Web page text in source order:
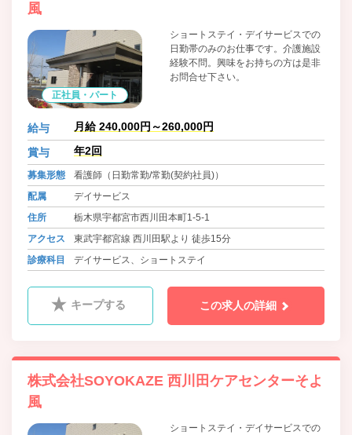
風
正社員・パート
ショートステイ・デイサービスでの
日勤帯のみのお仕事です。介護施設
経験不問。興味をお持ちの方は是非
お問合せ下さい。
給与 月給 240,000円～260,000円
賞与 年2回
募集形態
看護師（日勤常勤/常勤(契約社員)）
配属
デイサービス
住所
栃木県宇都宮市西川田本町1-5-1
アクセス
東武宇都宮線 西川田駅より 徒歩15分
診療科目
デイサービス、ショートステイ
キープする この求人の詳細
株式会社SOYOKAZE 西川田ケアセンターそよ
風
ショートステイ・デイサービスでの